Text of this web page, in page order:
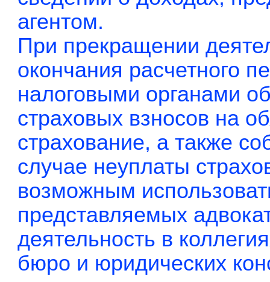
агентом.
При прекращении
окончания расчетного
налоговыми органами
страховых взносов на
страхование, а также
случае неуплаты
возможным
представляемых
деятельность в
бюро и юридических